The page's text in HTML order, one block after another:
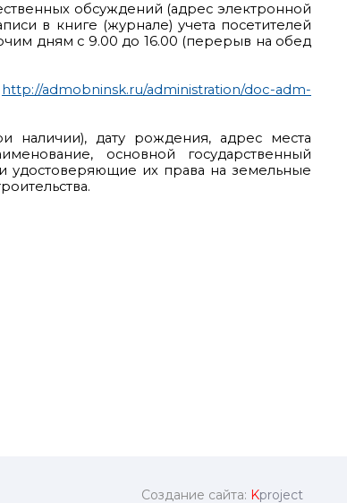
обсуждений (адрес электронной
в книге (журнале) учета посетителей
дням с 9.00 до 16.00 (перерыв на обед
http://admobninsk.ru/administration/doc-adm-
наличии), дату рождения, адрес места
основной государственный
удостоверяющие их права на земельные
Создание сайта: Kproject